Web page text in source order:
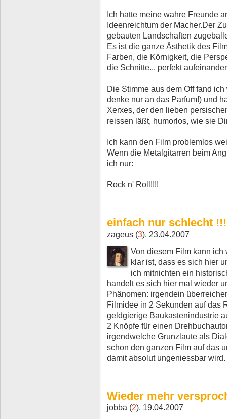
Ich hatte meine wahre Freunde
Ideenreichtum der Macher.Der
gebauten Landschaften
Es ist die ganze Ästhetik des
Farben, die Körnigkeit, die
die Schnitte... perfekt
Die Stimme aus dem Off fand
denke nur an das Parfum!) und
Xerxes, der den lieben
reissen läßt, humorlos, wie sie
Ich kann den Film problemlos
Wenn die Metalgitarren beim
ich nur:
Rock n' Roll!!!!
einfach nur schlecht
zageus (3), 23.04.2007
Von diesem Film kann ich
klar ist, dass es sich hier
ich mitnichten ein
handelt es sich hier mal wieder
Phänomen: irgendein
Filmidee in 2 Sekunden auf das
geldgierige Baukastenindustrie
2 Knöpfe für einen
irgendwelche Grunzlaute als
schon den ganzen Film auf das
damit absolut ungeniessbar wird.
Wieder mehr
jobba (2), 19.04.2007